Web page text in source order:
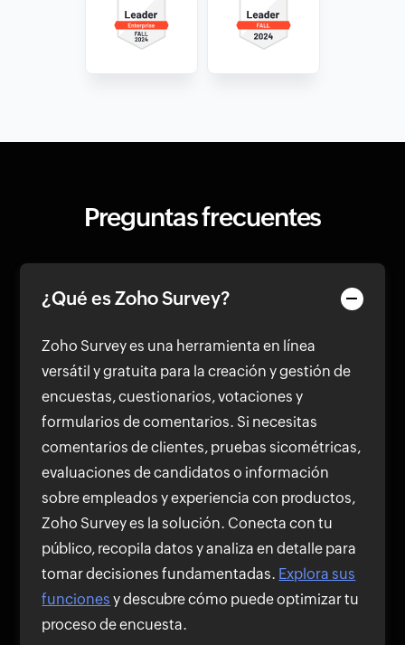
Preguntas frecuentes
¿Qué es Zoho Survey?
Zoho Survey es una herramienta en línea
versátil y gratuita para la creación y gestión de
encuestas, cuestionarios, votaciones y
formularios de comentarios. Si necesitas
comentarios de clientes, pruebas sicométricas,
evaluaciones de candidatos o información
sobre empleados y experiencia con productos,
Zoho Survey es la solución. Conecta con tu
público, recopila datos y analiza en detalle para
tomar decisiones fundamentadas. Explora sus
funciones y descubre cómo puede optimizar tu
proceso de encuesta.